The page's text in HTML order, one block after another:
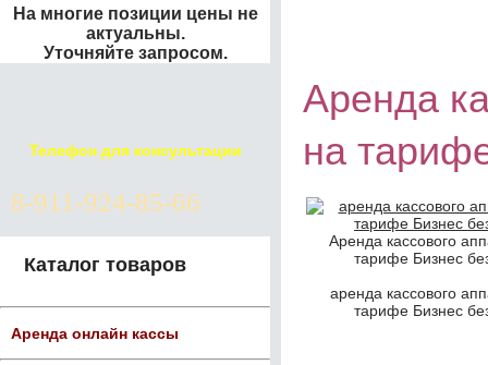
На многие позиции цены не
актуальны.
Уточняйте запросом.
Телефон для консультации
8-911-924-85-66
Каталог товаров
Аренда онлайн кассы
Аренда
на
Аренда кассового
тарифе Бизнес
аренда кассового
тарифе Бизнес